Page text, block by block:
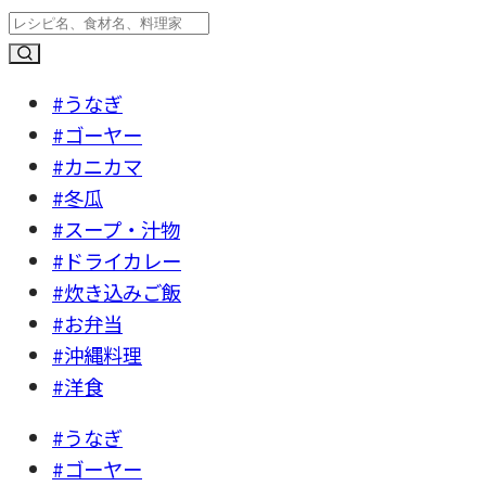
#うなぎ
#ゴーヤー
#カニカマ
#冬瓜
#スープ・汁物
#ドライカレー
#炊き込みご飯
#お弁当
#沖縄料理
#洋食
#うなぎ
#ゴーヤー